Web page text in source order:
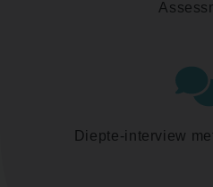
Diepte-interview